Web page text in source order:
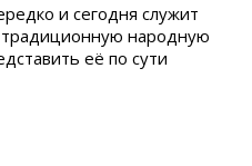
и сегодня служит
народную
её по сути